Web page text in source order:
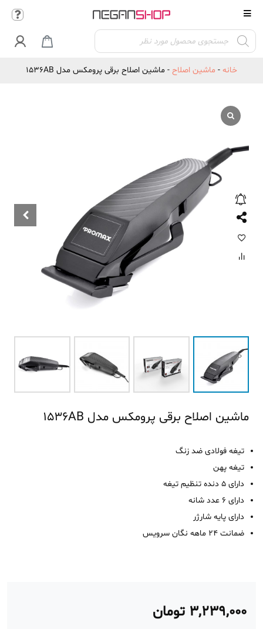
Products
search

خانه - ماشین اصلاح - ماشین اصلاح برقی پرومکس مدل 1536AB
ماشین اصلاح برقی پرومکس مدل 1536AB
تیغه فولادی ضد زنگ
تیغه پهن
دارای 5 دنده تنظیم تیغه
دارای 6 عدد شانه
دارای پایه شارژر
ضمانت 24 ماهه نگان سرویس
۳,۲۳۹,۰۰۰ تومان